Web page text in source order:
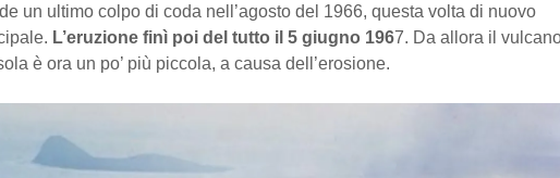
un ultimo colpo di coda nell’agosto del 1966, questa volta di nuovo
L’eruzione finì poi del tutto il 5 giugno 1967. Da allora il
è ora un po’ più piccola, a causa dell’erosione.